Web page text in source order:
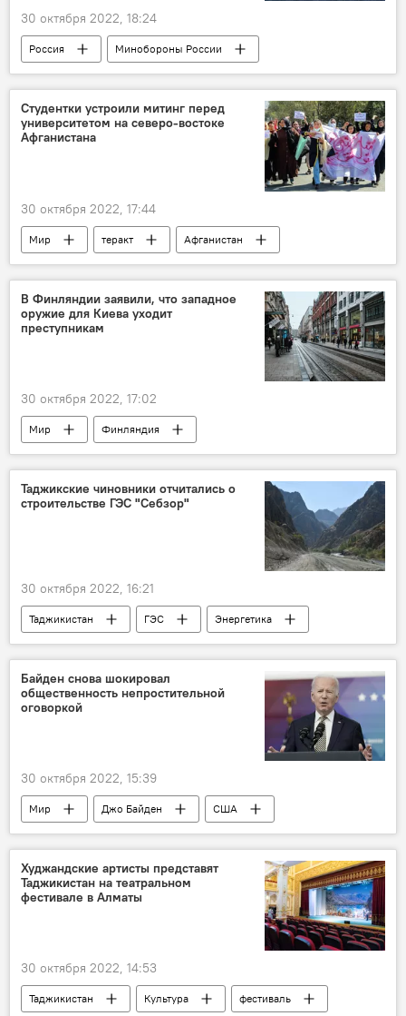
30 октября 2022, 18:24
Россия
Минобороны России
Севастополь
Армия и вооружение
Политика
Студентки устроили митинг перед
университетом на северо-востоке
Афганистана
30 октября 2022, 17:44
Мир теракт
Афганистан
талибы
митинг
университет
студенты
В Финляндии заявили, что западное
оружие для Киева уходит
преступникам
30 октября 2022, 17:02
Мир
Финляндия
Армия и вооружение
Киев
Таджикские чиновники отчитались о
строительстве ГЭС "Себзор"
30 октября 2022, 16:21
Таджикистан ГЭС
Энергетика
плотина
Строительство
Байден снова шокировал
общественность непростительной
оговоркой
30 октября 2022, 15:39
Мир Джо Байден
США
Политика
Худжандские артисты представят
Таджикистан на театральном
фестивале в Алматы
30 октября 2022, 14:53
Таджикистан Культура фестиваль